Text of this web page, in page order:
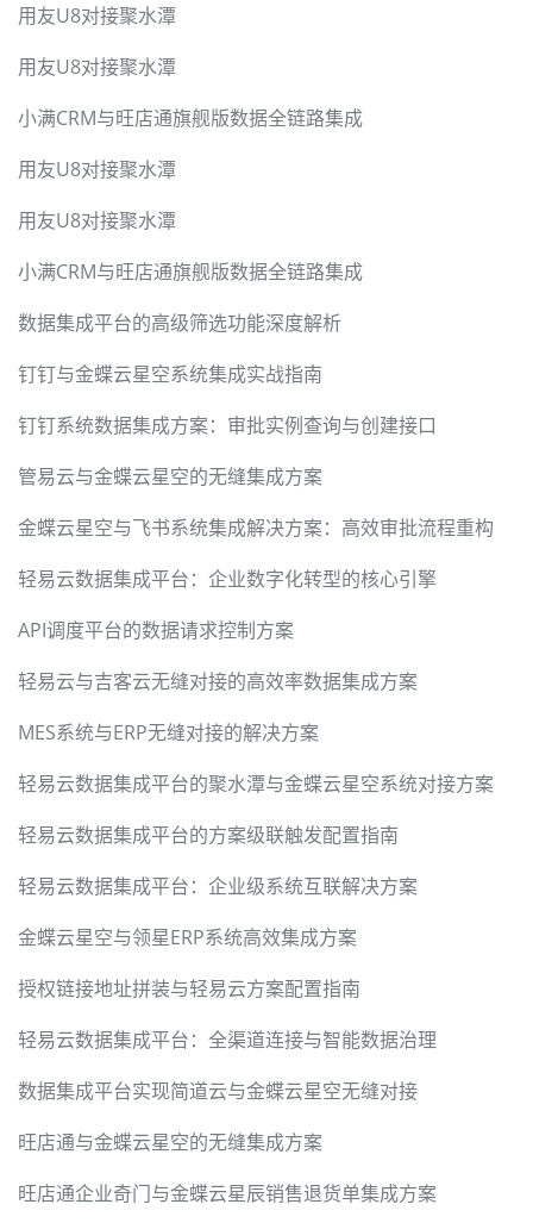
用友U8对接聚水潭
用友U8对接聚水潭
小满CRM与旺店通旗舰版数据全链路集成
用友U8对接聚水潭
用友U8对接聚水潭
小满CRM与旺店通旗舰版数据全链路集成
数据集成平台的高级筛选功能深度解析
钉钉与金蝶云星空系统集成实战指南
钉钉系统数据集成方案：审批实例查询与创建接口
管易云与金蝶云星空的无缝集成方案
金蝶云星空与飞书系统集成解决方案：高效审批流程重构
轻易云数据集成平台：企业数字化转型的核心引擎
API调度平台的数据请求控制方案
轻易云与吉客云无缝对接的高效率数据集成方案
MES系统与ERP无缝对接的解决方案
轻易云数据集成平台的聚水潭与金蝶云星空系统对接方案
轻易云数据集成平台的方案级联触发配置指南
轻易云数据集成平台：企业级系统互联解决方案
金蝶云星空与领星ERP系统高效集成方案
授权链接地址拼装与轻易云方案配置指南
轻易云数据集成平台：全渠道连接与智能数据治理
数据集成平台实现简道云与金蝶云星空无缝对接
旺店通与金蝶云星空的无缝集成方案
旺店通企业奇门与金蝶云星辰销售退货单集成方案